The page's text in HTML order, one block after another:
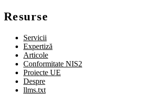
Resurse
Servicii
Expertiză
Articole
Conformitate NIS2
Proiecte UE
Despre
llms.txt